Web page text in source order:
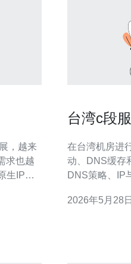
求也越
生IP的
台湾c段
在台湾机房进
动、DNS缓存
DNS策略、IP
业务中断风险。 第一步是详细的迁移规划与风险评估
2026年5月28日